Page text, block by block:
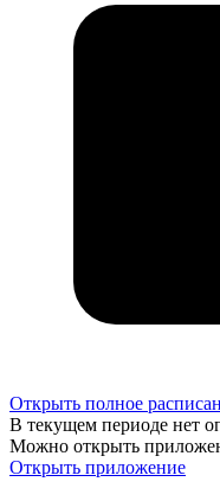
Открыть полное
В текущем периоде нет
Можно открыть
Открыть приложение